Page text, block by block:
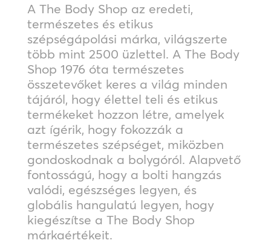
A The Body Shop az eredeti,
természetes és etikus
szépségápolási márka, világszerte
több mint 2500 üzlettel. A The Body
Shop 1976 óta természetes
összetevőket keres a világ minden
tájáról, hogy élettel teli és etikus
termékeket hozzon létre, amelyek
azt ígérik, hogy fokozzák a
természetes szépséget, miközben
gondoskodnak a bolygóról. Alapvető
fontosságú, hogy a bolti hangzás
valódi, egészséges legyen, és
globális hangulatú legyen, hogy
kiegészítse a The Body Shop
márkaértékeit.